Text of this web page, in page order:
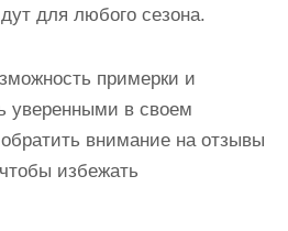
для любого сезона.
примерки и
уверенными в своем
внимание на отзывы
избежать